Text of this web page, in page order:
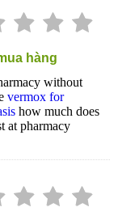
hàng
without
vermox for
how much does
at pharmacy